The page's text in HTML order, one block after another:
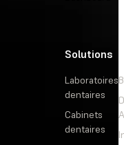
Solutions
Laboratoires
dentaires
Cabinets
dentaires